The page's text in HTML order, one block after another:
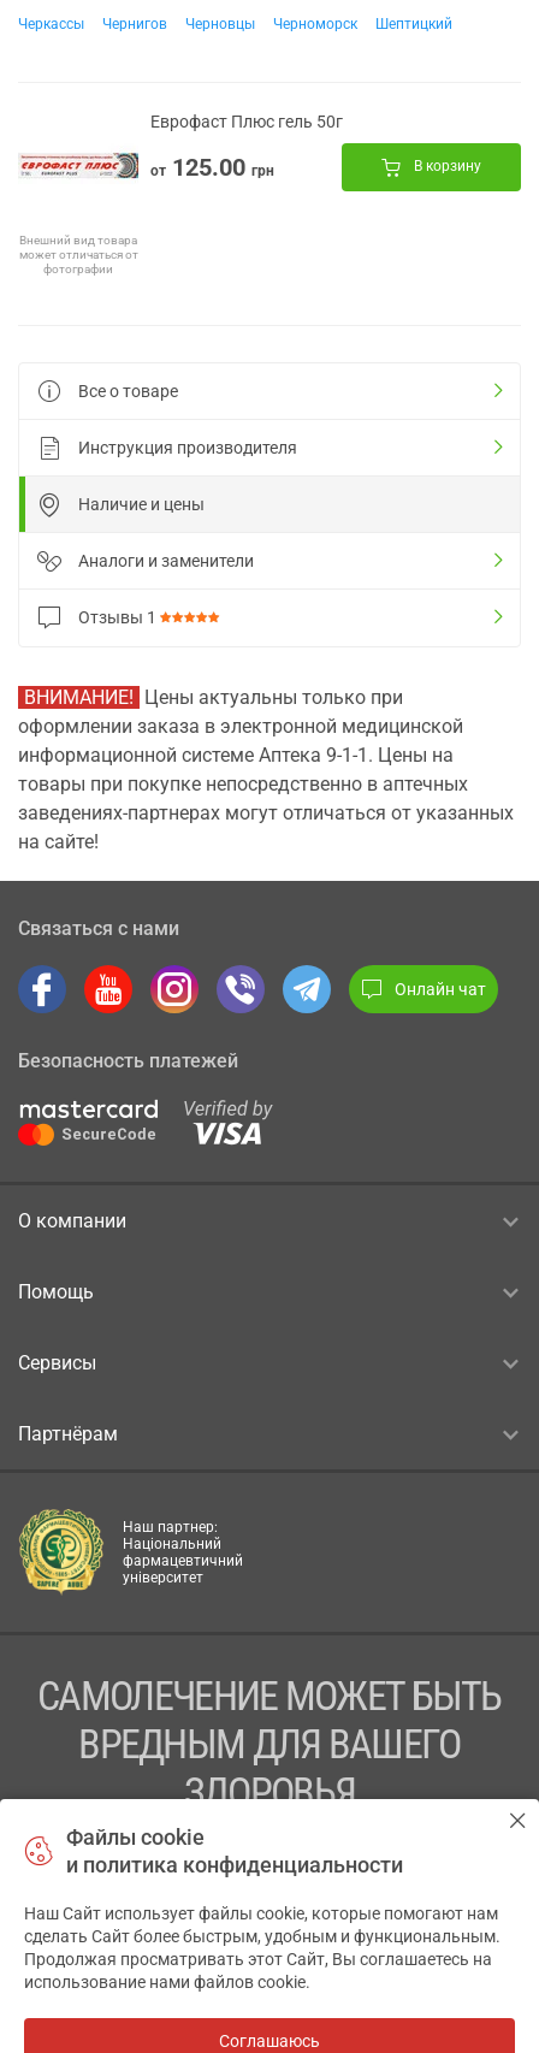
Черкассы
Чернигов Черновцы Черноморск Шептицкий
Внешний вид товара
может отличаться от
фотографии
Еврофаст Плюс гель 50г
от 125.00 грн В корзину
Все о товаре
Инструкция производителя
Наличие и цены
Аналоги и заменители
Отзывы 1
ВНИМАНИЕ! Цены актуальны только при
оформлении заказа в электронной медицинской
информационной системе Аптека 9-1-1. Цены на
товары при покупке непосредственно в аптечных
заведениях-партнерах могут отличаться от указанных
на сайте!
Связаться с нами
Онлайн чат
Безопасность платежей
О компании
Помощь
Сервисы
Партнёрам
Наш партнер:
Національний
фармацевтичний
університет
САМОЛЕЧЕНИЕ МОЖЕТ БЫТЬ
ВРЕДНЫМ ДЛЯ ВАШЕГО
ЗДОРОВЬЯ
ПЕРЕД ПРИМЕНЕНИЕМ ПРЕПАРАТА
ПРОКОНСУЛЬТИРУЙТЕСЬ С ВРАЧОМ
ТОВ «АПТЕКА 911.ЮА» Код ЄДРПОУ 43631965.
Отказ от ответственности
АПТЕКА911.ЮА
Файлы cookie
и политика конфиденциальности
Наш Сайт использует файлы cookie, которые помогают нам
сделать Сайт более быстрым, удобным и функциональным.
Продолжая просматривать этот Сайт, Вы соглашаетесь на
использование нами файлов cookie.
Соглашаюсь
✕